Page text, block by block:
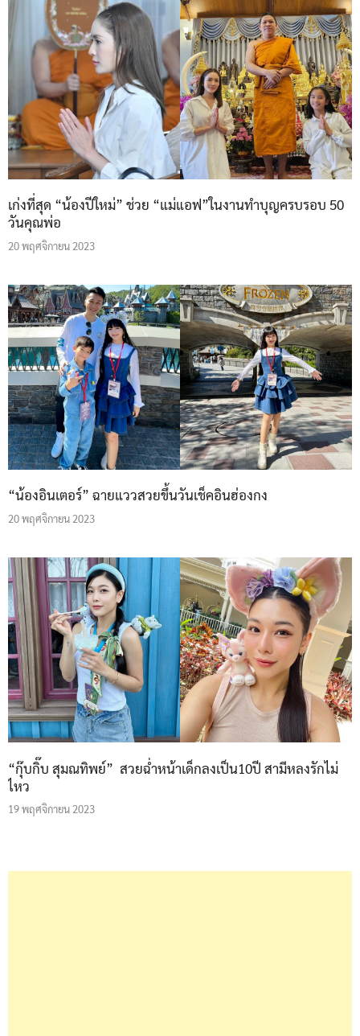
เก่งที่สุด “น้องปีใหม่” ช่วย “แม่แอฟ”ในงานทำบุญครบรอบ 50
วันคุณพ่อ
20 พฤศจิกายน 2023
“น้องอินเตอร์” ฉายแววสวยขึ้นวันเช็คอินฮ่องกง
20 พฤศจิกายน 2023
“กุ๊บกิ๊บ สุมณทิพย์” สวยฉ่ำหน้าเด็กลงเป็น10ปี สามีหลงรักไม่
ไหว
19 พฤศจิกายน 2023